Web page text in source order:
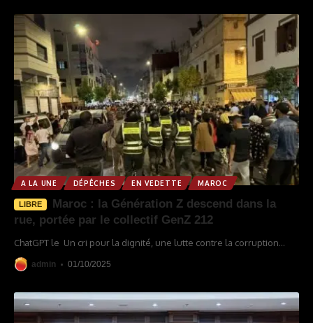
A LA UNE DÉPÊCHES EN VEDETTE MAROC
LIBRE
Maroc : la Génération Z descend dans la
rue, portée par le collectif GenZ 212
ChatGPT le Un cri pour la dignité, une lutte contre la corruption…
admin 01/10/2025